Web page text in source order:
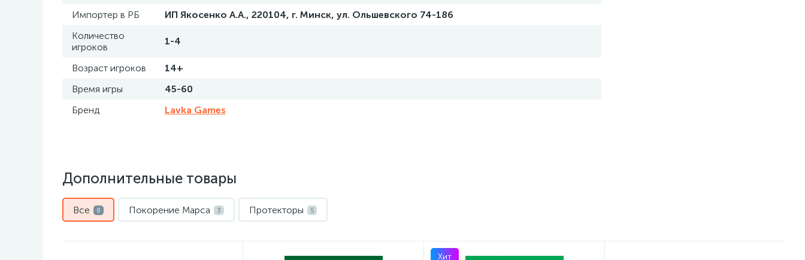
Импортер в РБ
ИП Якосенко А.А., 220104, г. Минск, ул. Ольшевского 74-186
Количество
игроков
1-4
Возраст игроков
14+
Время игры
45-60
Бренд
Lavka Games
Дополнительные товары
Все 8 Покорение Марса 3 Протекторы 5
Хит